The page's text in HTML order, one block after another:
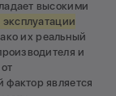
высокими
их реальный
и
фактор является